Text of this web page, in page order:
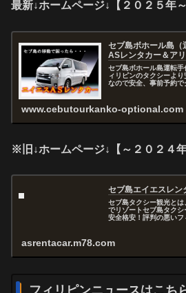
最新↓ホームページ↓【２０２５年～
セブ島ボホール島（
ASレンタカー＆ア
セブ島ボホール島運転
ィリピンのタクシーよ
なので安全、事前予約
www.cebutourkanko-optional.com
※旧↓ホームページ↓【～２０２４年
セブ島エイエスレン
セブ島タクシー観光と
でリゾートセブ島タク
安全格安！評判の悪いフ
asrentacar.m78.com
フィリピンニュースはこち